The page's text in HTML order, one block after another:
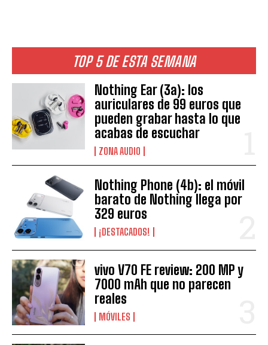
TOP 5 DE ESTA SEMANA
Nothing Ear (3a): los
auriculares de 99 euros que
pueden grabar hasta lo que
acabas de escuchar
ZONA AUDIO
Nothing Phone (4b): el móvil
barato de Nothing llega por
329 euros
¡DESTACADOS!
vivo V70 FE review: 200 MP y
7000 mAh que no parecen
reales
MÓVILES